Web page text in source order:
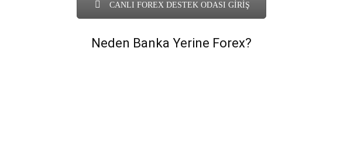
CANLI FOREX DESTEK ODASI GİRİŞ
Neden Banka Yerine Forex?